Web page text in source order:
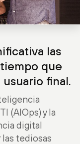
las
que
final.
(AIOps) y la
digital
tediosas